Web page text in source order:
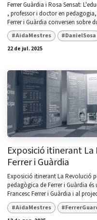
Ferrer Guàrdia i Rosa Sensat:
, professor i doctor en
Ferrer i Guàrdia conversen sobre
#AidaMestres #DanielSosa
22 de jul. 2025
Exposició itinerant
Ferrer i Guàrdia
Exposició itinerant La Revolució
pedagògica de Ferrer i Guàrdia
Francesc Ferrer i Guàrdia i al
#AidaMestres